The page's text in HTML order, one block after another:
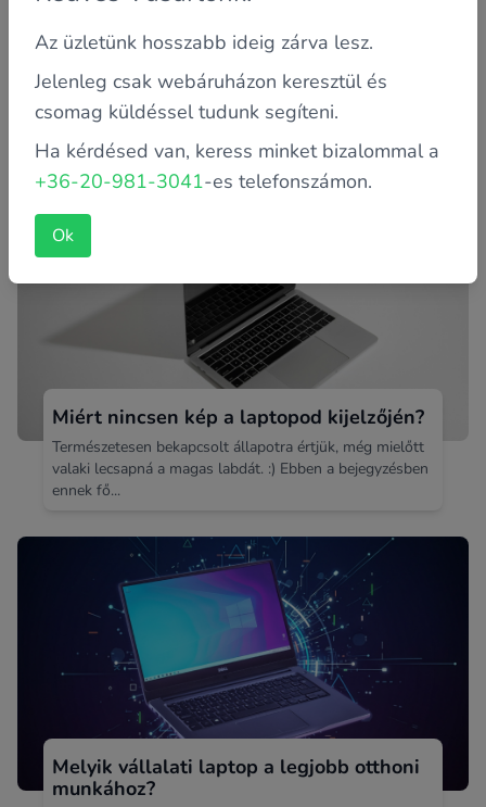
Milyen monitorra van szükségem?
Mai életünk szerves részét képezik a kijelzők. Akár
mobilról, akár tabletről, vagy éppen számítógépről
legyen szó. Ha r...
Miért nincsen kép a laptopod kijelzőjén?
Természetesen bekapcsolt állapotra értjük, még mielőtt
valaki lecsapná a magas labdát. :) Ebben a bejegyzésben
ennek fő...
Melyik vállalati laptop a legjobb otthoni
munkához?
Az üzletünk hosszabb ideig zárva lesz.
Jelenleg csak webáruházon keresztül és
csomag küldéssel tudunk segíteni.
Ha kérdésed van, keress minket bizalommal a
+36-20-981-3041-es telefonszámon.
Ok